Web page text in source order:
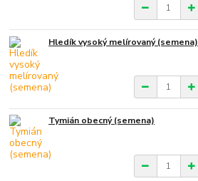
Hledík vysoký melírovaný (semena)
Tymián obecný (semena)